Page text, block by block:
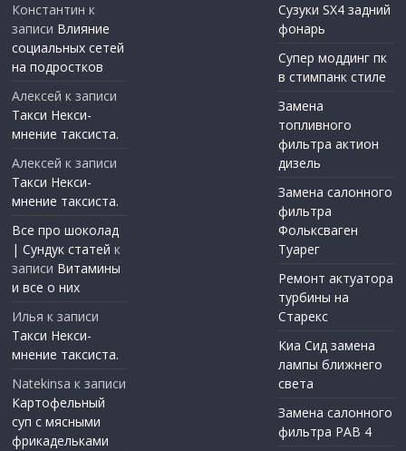
Константин к
записи Влияние
социальных сетей
на подростков
Алексей к записи
Такси Некси-
мнение таксиста.
Алексей к записи
Такси Некси-
мнение таксиста.
Все про шоколад
| Сундук статей к
записи Витамины
и все о них
Илья к записи
Такси Некси-
мнение таксиста.
Natekinsa к записи
Картофельный
суп с мясными
фрикадельками
Сузуки SX4 задний
фонарь
Супер моддинг пк
в стимпанк стиле
Замена
топливного
фильтра актион
дизель
Замена салонного
фильтра
Фольксваген
Туарег
Ремонт актуатора
турбины на
Старекс
Киа Сид замена
лампы ближнего
света
Замена салонного
фильтра РАВ 4